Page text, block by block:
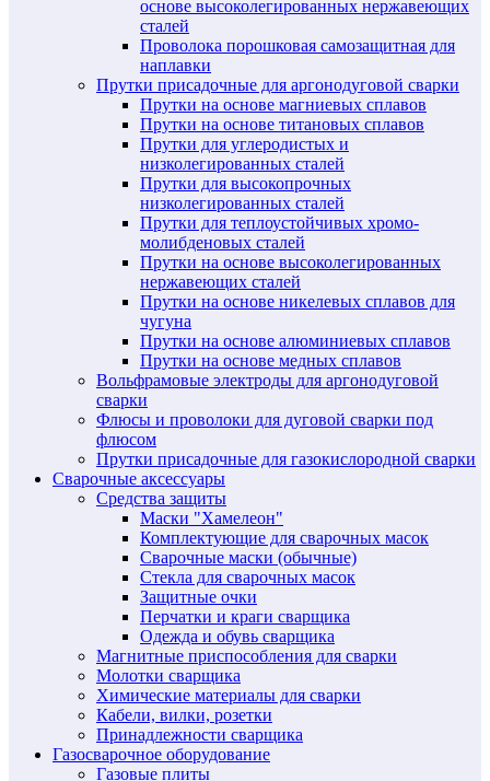
основе высоколегированных нержавеющих
сталей
Проволока порошковая самозащитная для
наплавки
Прутки присадочные для аргонодуговой сварки
Прутки на основе магниевых сплавов
Прутки на основе титановых сплавов
Прутки для углеродистых и
низколегированных сталей
Прутки для высокопрочных
низколегированных сталей
Прутки для теплоустойчивых хромо-
молибденовых сталей
Прутки на основе высоколегированных
нержавеющих сталей
Прутки на основе никелевых сплавов для
чугуна
Прутки на основе алюминиевых сплавов
Прутки на основе медных сплавов
Вольфрамовые электроды для аргонодуговой
сварки
Флюсы и проволоки для дуговой сварки под
флюсом
Прутки присадочные для газокислородной сварки
Сварочные аксессуары
Средства защиты
Маски "Хамелеон"
Комплектующие для сварочных масок
Сварочные маски (обычные)
Стекла для сварочных масок
Защитные очки
Перчатки и краги сварщика
Одежда и обувь сварщика
Магнитные приспособления для сварки
Молотки сварщика
Химические материалы для сварки
Кабели, вилки, розетки
Принадлежности сварщика
Газосварочное оборудование
Газовые плиты